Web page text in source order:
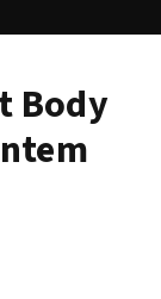
PřihlášeníNákupní
košík
Body